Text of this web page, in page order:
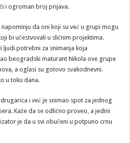
i ogroman broj prijava.
da oni koji su već u grupi mogu
bi učestvovali u sličnim projektima.
ljudi potrebni za snimanja koja
beogradski maturant Nikola ove grupe
a oglasi su gotovo svakodnevni.
u toku dana.
i već je snimao spot za jednog
Kaže da se odlično proveo, a jedini
je da u svi obučeni u potpuno crnu